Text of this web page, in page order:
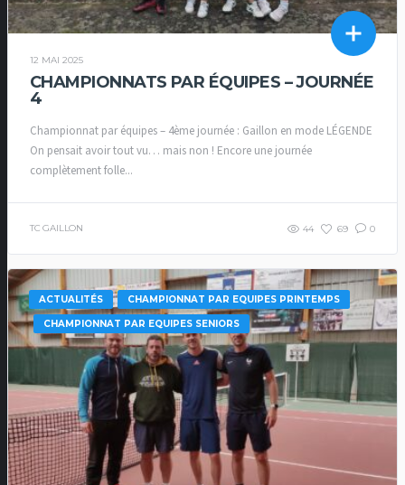
12 MAI 2025
CHAMPIONNATS PAR ÉQUIPES – JOURNÉE
4
Championnat par équipes – 4ème journée : Gaillon en mode LÉGENDE
On pensait avoir tout vu… mais non ! Encore une journée
complètement folle...
TC GAILLON 44 69 0
ACTUALITÉS CHAMPIONNAT PAR EQUIPES PRINTEMPS
CHAMPIONNAT PAR EQUIPES SENIORS